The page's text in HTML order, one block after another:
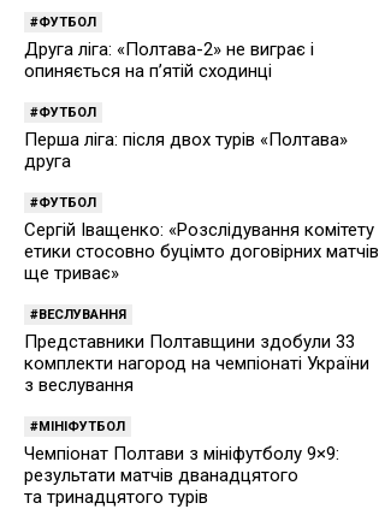
ФУТБОЛ
Друга ліга: «Полтава-2» не виграє і
опиняється на п’ятій сходинці
ФУТБОЛ
Перша ліга: після двох турів «Полтава»
друга
ФУТБОЛ
Сергій Іващенко: «Розслідування комітету
етики стосовно буцімто договірних матчів
ще триває»
ВЕСЛУВАННЯ
Представники Полтавщини здобули 33
комплекти нагород на чемпіонаті України
з веслування
МІНІФУТБОЛ
Чемпіонат Полтави з мініфутболу 9×9:
результати матчів дванадцятого
та тринадцятого турів